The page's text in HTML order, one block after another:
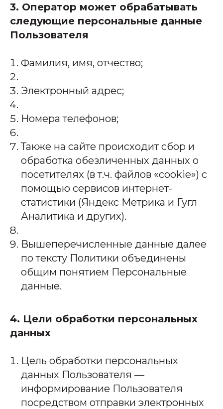
3. Оператор может обрабатывать
следующие персональные данные
Пользователя
Фамилия, имя, отчество;
Электронный адрес;
Номера телефонов;
Также на сайте происходит сбор и
обработка обезличенных данных о
посетителях (в т.ч. файлов «cookie») с
помощью сервисов интернет-
статистики (Яндекс Метрика и Гугл
Аналитика и других).
Вышеперечисленные данные далее
по тексту Политики объединены
общим понятием Персональные
данные.
4. Цели обработки персональных
данных
Цель обработки персональных
данных Пользователя —
информирование Пользователя
посредством отправки электронных